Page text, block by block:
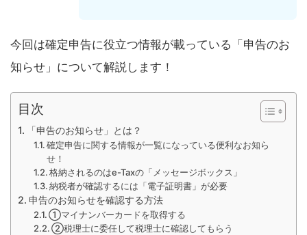
今回は確定申告に役立つ情報が載っている「申告のお
知らせ」について解説します！
目次
「申告のお知らせ」とは？
確定申告に関する情報が一覧になっている便利なお知ら
せ！
格納されるのはe-Taxの「メッセージボックス」
納税者が確認するには「電子証明書」が必要
申告のお知らせを確認する方法
①マイナンバーカードを取得する
②税理士に委任して税理士に確認してもらう